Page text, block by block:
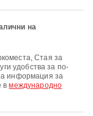
на
удобства за по-
информация за
вмеждународно